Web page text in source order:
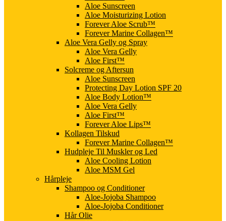
Aloe Sunscreen
Aloe Moisturizing Lotion
Forever Aloe Scrub™
Forever Marine Collagen™
Aloe Vera Gelly og Spray
Aloe Vera Gelly
Aloe First™
Solcreme og Aftersun
Aloe Sunscreen
Protecting Day Lotion SPF 20
Aloe Body Lotion™
Aloe Vera Gelly
Aloe First™
Forever Aloe Lips™
Kollagen Tilskud
Forever Marine Collagen™
Hudpleje Til Muskler og Led
Aloe Cooling Lotion
Aloe MSM Gel
Hårpleje
Shampoo og Conditioner
Aloe-Jojoba Shampoo
Aloe-Jojoba Conditioner
Hår Olie